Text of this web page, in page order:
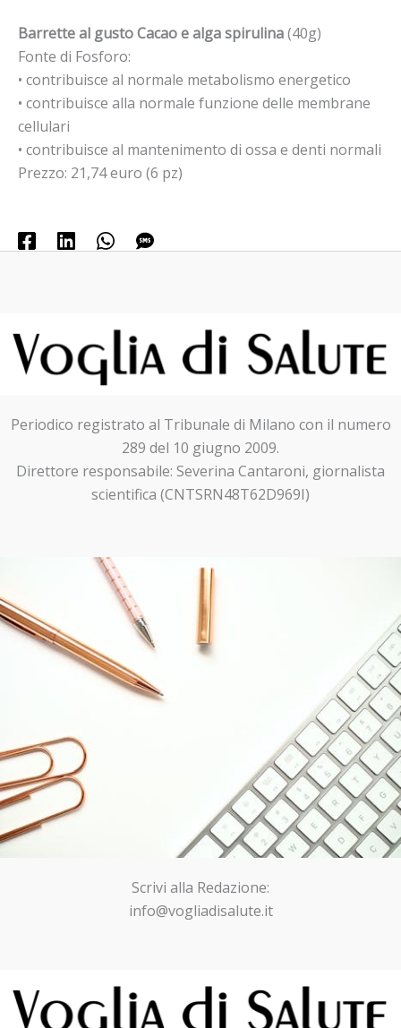
Barrette al gusto Cacao e alga spirulina(40g)
Fonte di Fosforo:
• contribuisce al normale metabolismo energetico
• contribuisce alla normale funzione delle membrane
cellulari
• contribuisce al mantenimento di ossa e denti normali
Prezzo: 21,74 euro (6 pz)
Periodico registrato al Tribunale di Milano con il numero
289 del 10 giugno 2009.
Direttore responsabile: Severina Cantaroni, giornalista
scientifica (CNTSRN48T62D969I)
Scrivi alla Redazione:
info@vogliadisalute.it